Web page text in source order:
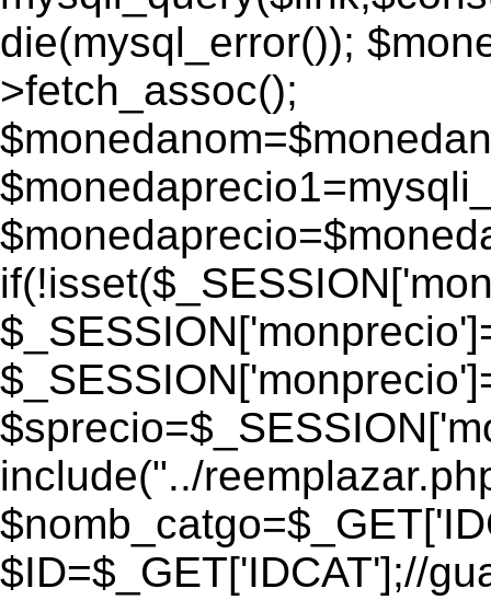
die(mysql_error());
>fetch_assoc();
include("../
$ID=$_GET['IDCAT'];//